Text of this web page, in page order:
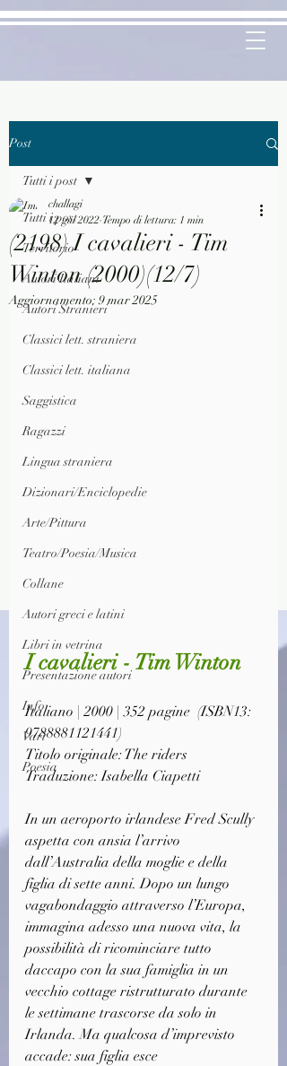
Post
Tutti i post
Territorio
Autori Italiani
Autori Stranieri
Classici lett. straniera
Classici lett. italiana
Saggistica
Ragazzi
Lingua straniera
Dizionari/Enciclopedie
Arte/Pittura
Teatro/Poesia/Musica
Collane
Autori greci e latini
Libri in vetrina
Presentazione autori
Info
Vari
Poesia
Tutti i post
(2198) I cavalieri - Tim
Winton (2000)(12/7)
challagi
12 giu 2022 Tempo di lettura: 1 min
Aggiornamento:9 mar 2025
I cavalieri - Tim Winton
Italiano | 2000 | 352 pagine  (ISBN13:
9788881121441)
Titolo originale: The riders
Traduzione: Isabella Ciapetti
In un aeroporto irlandese Fred Scully
aspetta con ansia l’arrivo
dall’Australia della moglie e della
figlia di sette anni. Dopo un lungo
vagabondaggio attraverso l’Europa,
immagina adesso una nuova vita, la
possibilità di ricominciare tutto
daccapo con la sua famiglia in un
vecchio cottage ristrutturato durante
le settimane trascorse da solo in
Irlanda. Ma qualcosa d’imprevisto
accade: sua figlia esce